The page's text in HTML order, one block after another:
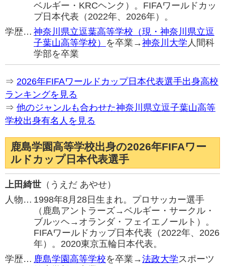
ベルギー・KRCヘンク）。FIFAワールドカッ
プ日本代表（2022年、2026年）。
学歴… 神奈川県立逗葉高等学校（現・神奈川県立逗
子葉山高等学校） を卒業→神奈川大学 人間科
学部を卒業
⇒ 2026年FIFAワールドカップ日本代表選手出身高校
ランキングを見る
⇒ 他のジャンルも合わせた神奈川県立逗子葉山高等
学校出身有名人を見る
鹿島学園高等学校出身の2026年FIFAワー
ルドカップ日本代表選手
上田綺世 （うえだ あやせ）
人物… 1998年8月28日生まれ。プロサッカー選手
（鹿島アントラーズ→ベルギー・サークル・
ブルッヘ→オランダ・フェイエノールト）。
FIFAワールドカップ日本代表（2022年、2026
年）。2020東京五輪日本代表。
学歴… 鹿島学園高等学校を卒業→法政大学スポーツ